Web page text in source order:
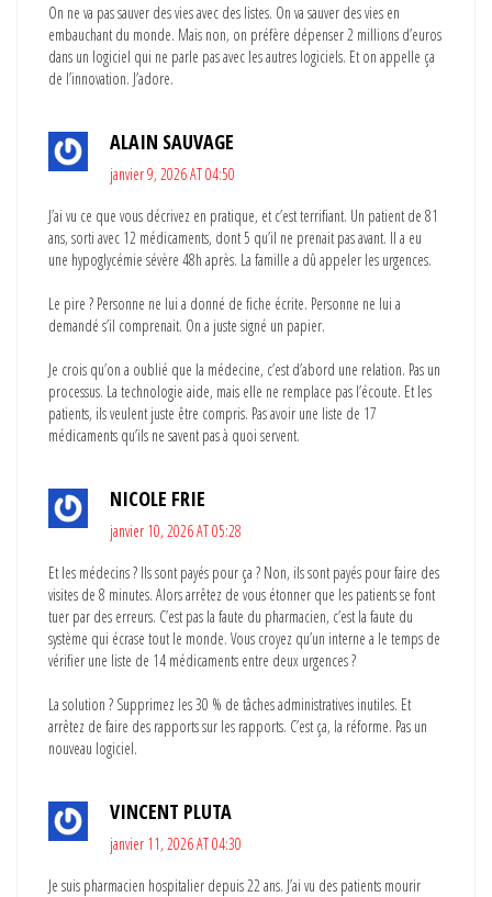
On ne va pas sauver des vies avec des listes. On va sauver des vies en
embauchant du monde. Mais non, on préfère dépenser 2 millions d’euros
dans un logiciel qui ne parle pas avec les autres logiciels. Et on appelle ça
de l’innovation. J’adore.
ALAIN SAUVAGE
janvier 9, 2026 AT 04:50
J’ai vu ce que vous décrivez en pratique, et c’est terrifiant. Un patient de 81
ans, sorti avec 12 médicaments, dont 5 qu’il ne prenait pas avant. Il a eu
une hypoglycémie sévère 48h après. La famille a dû appeler les urgences.
Le pire ? Personne ne lui a donné de fiche écrite. Personne ne lui a
demandé s’il comprenait. On a juste signé un papier.
Je crois qu’on a oublié que la médecine, c’est d’abord une relation. Pas un
processus. La technologie aide, mais elle ne remplace pas l’écoute. Et les
patients, ils veulent juste être compris. Pas avoir une liste de 17
médicaments qu’ils ne savent pas à quoi servent.
NICOLE FRIE
janvier 10, 2026 AT 05:28
Et les médecins ? Ils sont payés pour ça ? Non, ils sont payés pour faire des
visites de 8 minutes. Alors arrêtez de vous étonner que les patients se font
tuer par des erreurs. C’est pas la faute du pharmacien, c’est la faute du
système qui écrase tout le monde. Vous croyez qu’un interne a le temps de
vérifier une liste de 14 médicaments entre deux urgences ?
La solution ? Supprimez les 30 % de tâches administratives inutiles. Et
arrêtez de faire des rapports sur les rapports. C’est ça, la réforme. Pas un
nouveau logiciel.
VINCENT PLUTA
janvier 11, 2026 AT 04:30
Je suis pharmacien hospitalier depuis 22 ans. J’ai vu des patients mourir